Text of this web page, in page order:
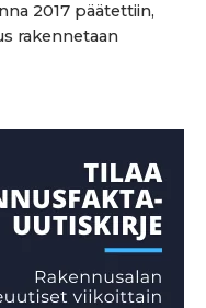
2017 päätettiin,
rakennetaan